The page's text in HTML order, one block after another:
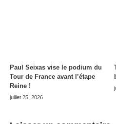
Paul Seixas vise le podium du
Tour de France avant l’étape
Reine !
juillet 25, 2026